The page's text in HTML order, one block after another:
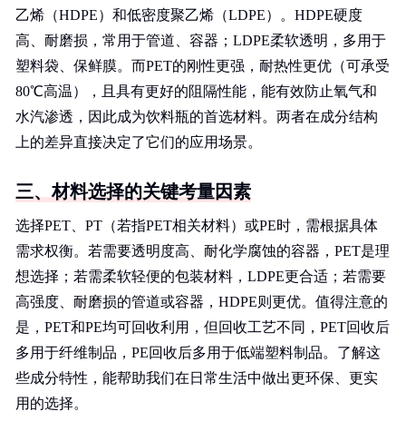
乙烯（HDPE）和低密度聚乙烯（LDPE）。HDPE硬度
高、耐磨损，常用于管道、容器；LDPE柔软透明，多用于
塑料袋、保鲜膜。而PET的刚性更强，耐热性更优（可承受
80℃高温），且具有更好的阻隔性能，能有效防止氧气和
水汽渗透，因此成为饮料瓶的首选材料。两者在成分结构
上的差异直接决定了它们的应用场景。
三、材料选择的关键考量因素
选择PET、PT（若指PET相关材料）或PE时，需根据具体
需求权衡。若需要透明度高、耐化学腐蚀的容器，PET是理
想选择；若需柔软轻便的包装材料，LDPE更合适；若需要
高强度、耐磨损的管道或容器，HDPE则更优。值得注意的
是，PET和PE均可回收利用，但回收工艺不同，PET回收后
多用于纤维制品，PE回收后多用于低端塑料制品。了解这
些成分特性，能帮助我们在日常生活中做出更环保、更实
用的选择。